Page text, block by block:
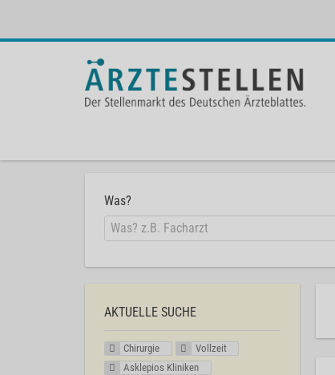
Was?
AKTUELLE SUCHE
Chirurgie
Vollzeit
Asklepios Kliniken